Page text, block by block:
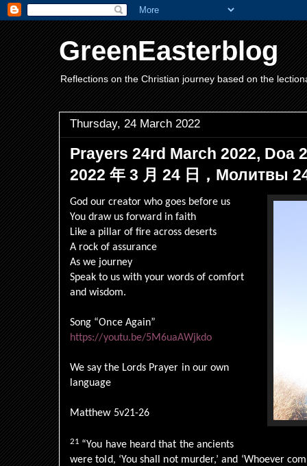
GreenEasterblog
Reflections on the Christian journey based on the
Thursday, 24 March 2022
Prayers 24rd March 2022, Doa
2022 年 3 月 24 日，Молитвы
God our creator who goes before us
You draw us forward in faith
Like a pillar of fire across deserts
A rock of assurance
As we journey
Speak to us with your words of comfort
and wisdom.
Song “Once Again”
https://youtu.be/5M6uaAWjkdo
We say the Lords Prayer in our own
language
Matthew 5v21-26
21 “You have heard that the ancients
were told, ‘You shall not murder,’ and ‘Whoever